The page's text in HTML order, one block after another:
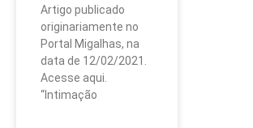
Artigo publicado
originariamente no
Portal Migalhas, na
data de 12/02/2021.
Acesse aqui.
“Intimação